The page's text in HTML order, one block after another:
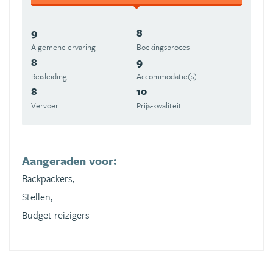
9
Algemene ervaring
8
Boekingsproces
8
Reisleiding
9
Accommodatie(s)
8
Vervoer
10
Prijs-kwaliteit
Aangeraden voor:
Backpackers,
Stellen,
Budget reizigers